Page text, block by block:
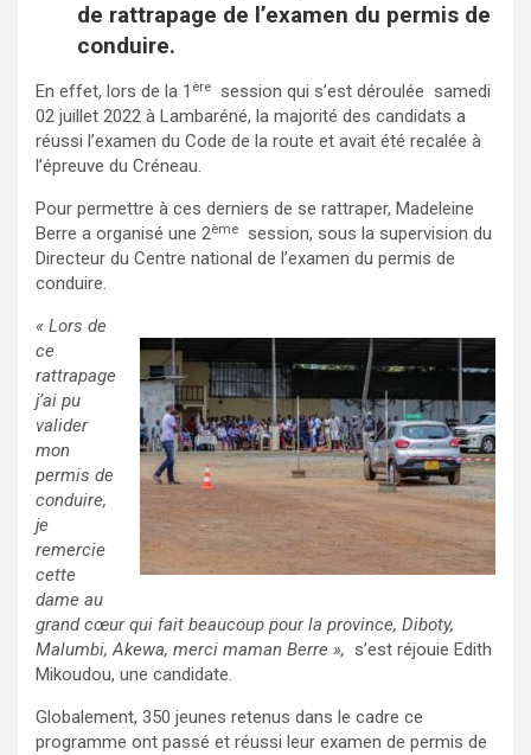
de rattrapage de l’examen du permis de
conduire.
En effet, lors de la 1 ère
session qui s’est déroulée samedi
02 juillet 2022 à Lambaréné, la majorité des candidats a
réussi l’examen du Code de la route et avait été recalée à
l’épreuve du Créneau.
Pour permettre à ces derniers de se rattraper, Madeleine
Berre a organisé une 2ème
session, sous la supervision du
Directeur du Centre national de l’examen du permis de
conduire.
« Lors de
ce
rattrapage
j’ai pu
valider
mon
permis de
conduire,
je
remercie
cette
dame au
grand cœur qui fait beaucoup pour la province, Diboty,
Malumbi, Akewa, merci maman Berre », s’est réjouie Edith
Mikoudou, une candidate.
Globalement, 350 jeunes retenus dans le cadre ce
programme ont passé et réussi leur examen de permis de